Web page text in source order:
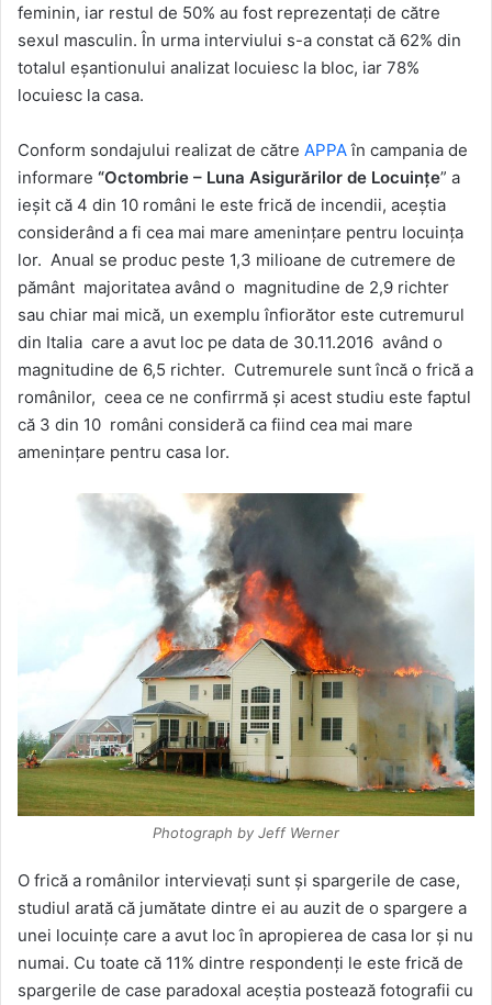
feminin, iar restul de 50% au fost reprezentaţi de către
sexul masculin. În urma interviului s-a constat că 62% din
totalul eşantionului analizat locuiesc la bloc, iar 78%
locuiesc la casa.
Conform sondajului realizat de către APPAîn campania de
informare “Octombrie – Luna Asigurărilor de Locuinţe” a
ieşit că 4 din 10 români le este frică de incendii, aceştia
considerând a fi cea mai mare ameninţare pentru locuinţa
lor. Anual se produc peste 1,3 milioane de cutremere de
pământ majoritatea având o magnitudine de 2,9 richter
sau chiar mai mică, un exemplu înfiorător este cutremurul
din Italia care a avut loc pe data de 30.11.2016 având o
magnitudine de 6,5 richter. Cutremurele sunt încă o frică a
românilor, ceea ce ne confirrmă şi acest studiu este faptul
că 3 din 10 români consideră ca fiind cea mai mare
ameninţare pentru casa lor.
Photograph by Jeff Werner
O frică a românilor intervievaţi sunt şi spargerile de case,
studiul arată că jumătate dintre ei au auzit de o spargere a
unei locuinţe care a avut loc în apropierea de casa lor şi nu
numai. Cu toate că 11% dintre respondenţi le este frică de
spargerile de case paradoxal aceştia postează fotografii cu